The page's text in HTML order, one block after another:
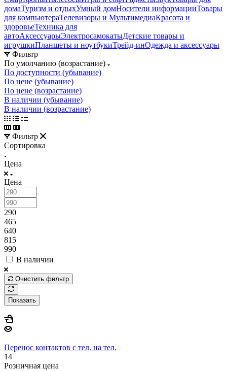
домаТуризм и отдыхУмный домНосители информацииТовары
для компьютераТелевизоры и МультимедиаКрасота и
здоровьеТехника для
автоАксессуарыЭлектросамокатыДетские товары и
игрушкиПланшеты и ноутбукиТрейд-инОдежда и аксессуары
Фильтр
По умолчанию (возрастание)
По доступности (убывание)
По цене (убывание)
По цене (возрастание)
В наличии (убывание)
В наличии (возрастание)
Фильтр
Сортировка
Цена
Цена
290
465
640
815
990
В наличии
Очистить фильтр
Показать
Перенос контактов с тел. на тел.
14
Розничная цена